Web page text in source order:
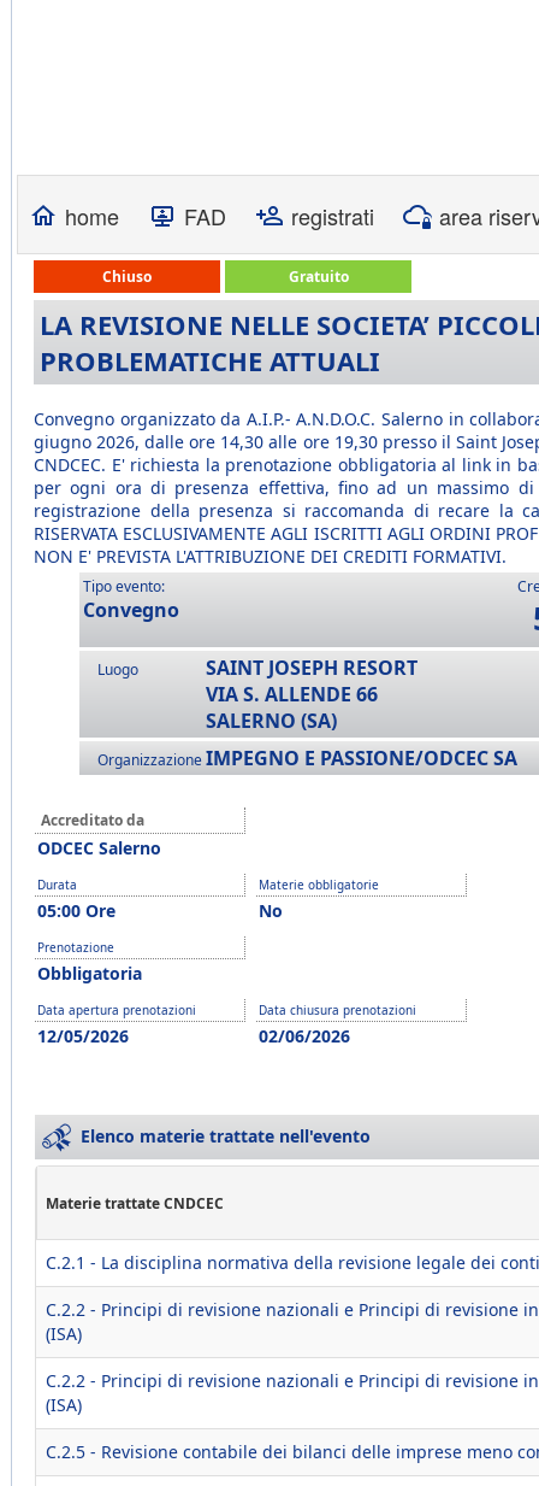
home FAD registrati area
Chiuso Gratuito
LA REVISIONE NELLE SOCIETA’
PROBLEMATICHE ATTUALI
Convegno organizzato da A.I.P.- A.N.D.O.C. Salerno in
giugno 2026, dalle ore 14,30 alle ore 19,30 presso il Saint
CNDCEC. E' richiesta la prenotazione obbligatoria al link in
per ogni ora di presenza effettiva, fino ad un massimo
registrazione della presenza si raccomanda di recare la
RISERVATA ESCLUSIVAMENTE AGLI ISCRITTI AGLI ORDINI
NON E' PREVISTA L'ATTRIBUZIONE DEI CREDITI FORMATIVI.
Tipo evento:
Convegno
Luogo
SAINT JOSEPH RESORT
VIA S. ALLENDE 66
SALERNO (SA)
OrganizzazioneIMPEGNO E PASSIONE/ODCEC SA
Accreditato da
ODCEC Salerno
Durata
05:00 Ore
Materie obbligatorie
No
Prenotazione
Obbligatoria
Data apertura prenotazioni
12/05/2026
Data chiusura prenotazioni
02/06/2026
Elenco materie trattate nell'evento
Materie trattate CNDCEC
C.2.1 - La disciplina normativa della revisione legale dei conti
C.2.2 - Principi di revisione nazionali e Principi di revisione
(ISA)
C.2.2 - Principi di revisione nazionali e Principi di revisione
(ISA)
C.2.5 - Revisione contabile dei bilanci delle imprese meno